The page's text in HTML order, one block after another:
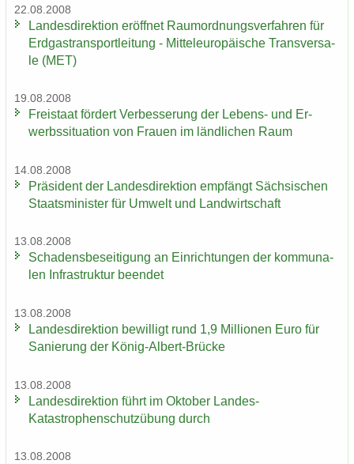
22.08.2008
Lan­des­di­rek­ti­on er­öff­net Raum­ord­nungs­ver­fah­ren für
Erd­gas­trans­port­lei­tung - Mit­tel­eu­ro­päi­sche Trans­ver­sa­
le (MET)
19.08.2008
Frei­staat för­dert Ver­bes­se­rung der Lebens-​ und Er­
werbs­si­tua­ti­on von Frau­en im länd­li­chen Raum
14.08.2008
Prä­si­dent der Lan­des­di­rek­ti­on emp­fängt Säch­si­schen
Staats­mi­nis­ter für Um­welt und Land­wirt­schaft
13.08.2008
Scha­dens­be­sei­ti­gung an Ein­rich­tun­gen der kom­mu­na­
len In­fra­struk­tur be­en­det
13.08.2008
Lan­des­di­rek­ti­on be­wil­ligt rund 1,9 Mil­lio­nen Euro für
Sa­nie­rung der König-​Albert-Brücke
13.08.2008
Lan­des­di­rek­ti­on führt im Ok­to­ber Landes-​
Katastrophenschutzübung durch
13.08.2008